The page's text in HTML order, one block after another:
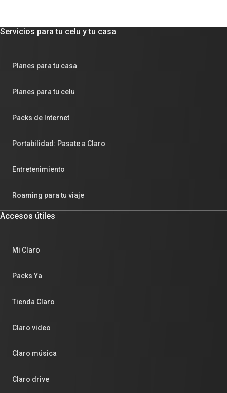
Servicios para tu celu y tu casa
Planes para tu casa
Planes para tu celu
Packs de Internet
Portabilidad: Pasate a Claro
Entretenimiento
Roaming para tu viaje
Accesos útiles
Mi Claro
Packs Ya
Tienda Claro
Claro video
Claro música
Claro drive